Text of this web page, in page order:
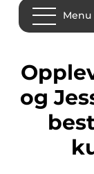
Menu
Opplevelser i Trondheim
og